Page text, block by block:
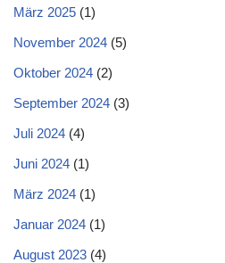
März 2025 (1)
November 2024 (5)
Oktober 2024 (2)
September 2024 (3)
Juli 2024 (4)
Juni 2024 (1)
März 2024 (1)
Januar 2024 (1)
August 2023 (4)